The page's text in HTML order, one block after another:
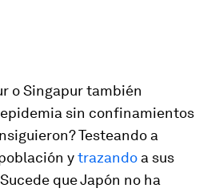
o Singapur también
sin confinamientos
Testeando a
ytrazando a sus
que Japón no ha